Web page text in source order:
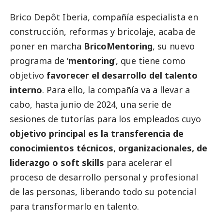
Brico Depôt Iberia, compañía especialista en
construcción, reformas y bricolaje, acaba de
poner en marcha BricoMentoring, su nuevo
programa de ‘mentoring’, que tiene como
objetivo favorecer el desarrollo del talento
interno. Para ello, la compañía va a llevar a
cabo, hasta junio de 2024, una serie de
sesiones de tutorías para los empleados cuyo
objetivo principal es la transferencia de
conocimientos técnicos, organizacionales, de
liderazgo o soft skills para acelerar el
proceso de desarrollo personal y profesional
de las personas, liberando todo su potencial
para transformarlo en talento.